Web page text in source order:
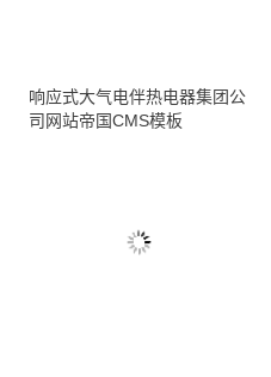
响应式大气电伴热电器集团公
司网站帝国CMS模板